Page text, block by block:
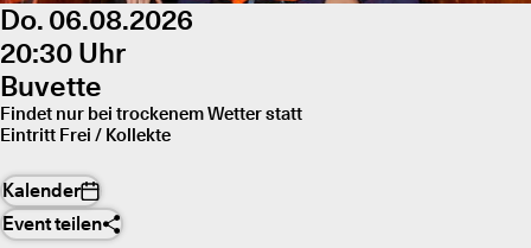
Do. 06.08.2026
20:30 Uhr
Buvette
Findet nur bei trockenem Wetter statt
Eintritt Frei / Kollekte
Kalender
Event teilen